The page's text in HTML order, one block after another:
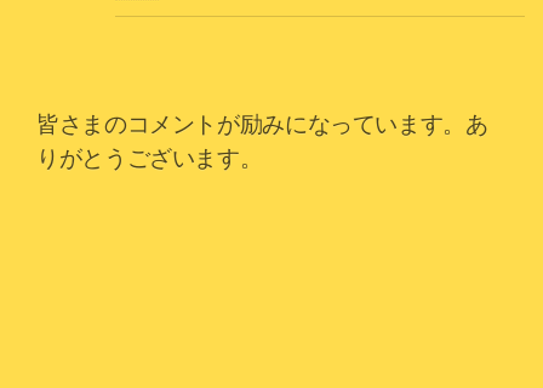
皆さまのコメントが励みになっています。あ
りがとうございます。